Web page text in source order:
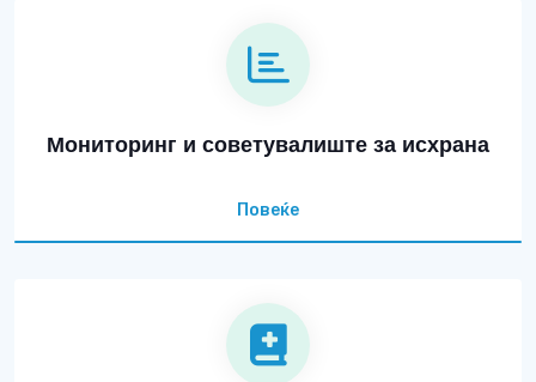
Мониторинг и советувалиште за исхрана
Повеќе